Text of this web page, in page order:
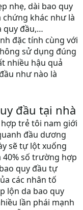
nhẹ, dài bao quy
khác như là
quy đầu,…
đặc tính cùng với
sử dụng đúng
nhiều hậu quả
như nào là
đầu tại nhà
trẻ tôi nam giới
đầu dương
sẽ tự lột xuống
40% số trường hợp
quy đầu tự
các nhân tố
lộn da bao quy
lần phái mạnh